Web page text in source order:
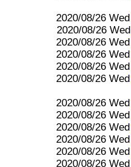
2020/08/26 Wed
2020/08/26 Wed
2020/08/26 Wed
2020/08/26 Wed
2020/08/26 Wed
2020/08/26 Wed
2020/08/26 Wed
2020/08/26 Wed
2020/08/26 Wed
2020/08/26 Wed
2020/08/26 Wed
2020/08/26 Wed